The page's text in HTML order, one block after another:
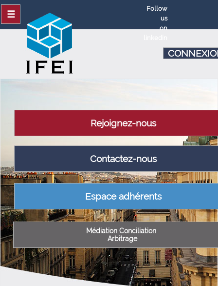
Follow
us
on
☰
Rejoignez-nous
Contactez-nous
Espace adhérents
Médiation Conciliation
Arbitrage